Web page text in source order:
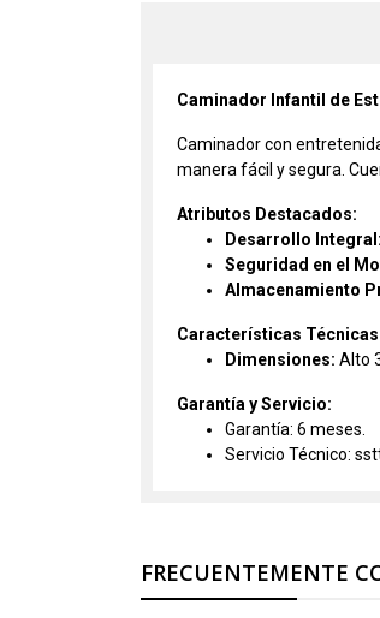
Caminador Infantil de
Caminador con
manera fácil y segura.
Atributos Destacados:
Desarrollo Integral:
Seguridad en el
Almacenamiento
Características
Dimensiones: Alto
Garantía y Servicio:
Garantía: 6 meses.
Servicio Técnico:
FRECUENTEMENTE